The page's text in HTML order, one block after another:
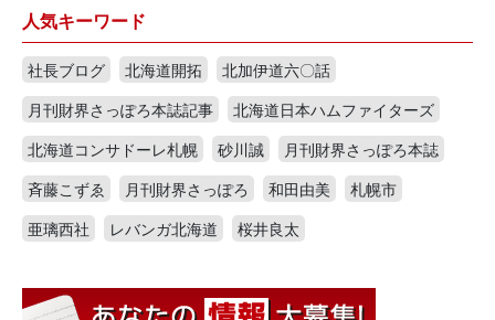
人気キーワード
社長ブログ 北海道開拓
北加伊道六〇話
月刊財界さっぽろ本誌記事
北海道日本ハムファイターズ
北海道コンサドーレ札幌
砂川誠
月刊財界さっぽろ本誌
斉藤こずゑ
月刊財界さっぽろ 和田由美
札幌市
亜璃西社
レバンガ北海道 桜井良太